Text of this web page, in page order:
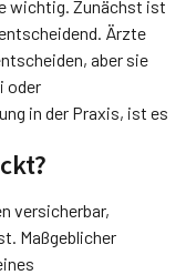
wichtig. Zunächst ist
Ärzte
aber sie
oder
in der Praxis, ist es
versicherbar,
Maßgeblicher